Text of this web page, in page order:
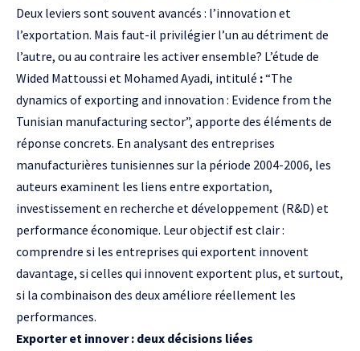
Deux leviers sont souvent avancés : l’innovation et
l’exportation. Mais faut-il privilégier l’un au détriment de
l’autre, ou au contraire les activer ensemble? L’étude de
Wided Mattoussi et Mohamed Ayadi, intitulé :“The
dynamics of exporting and innovation : Evidence from the
Tunisian manufacturing sector”, apporte des éléments de
réponse concrets. En analysant des entreprises
manufacturières tunisiennes sur la période 2004-2006, les
auteurs examinent les liens entre exportation,
investissement en recherche et développement (R&D) et
performance économique. Leur objectif est clair :
comprendre si les entreprises qui exportent innovent
davantage, si celles qui innovent exportent plus, et surtout,
si la combinaison des deux améliore réellement les
performances.
Exporter et innover : deux décisions liées